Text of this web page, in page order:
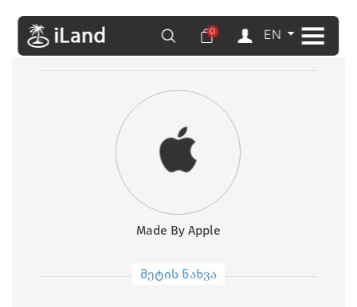
0 EN
Made By Apple
მეტის ნახვა